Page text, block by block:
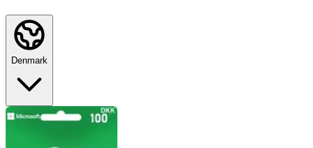
Denmark